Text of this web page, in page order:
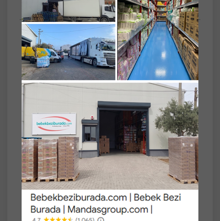
Anket
SET Tekli
Sebamed Bebek Kremi 200ML (Ekstra
Yumuşak)
Sebamed Bebek Kremi ilk günden itibaren
etkin koruma sağlar.
Devamlı kullanıldığında pişik oluşumunu ve
tahrişleri önler, bebeğin cildini yumuşatarak,
cildin nefes almasını sağlar.
Cildi tahriş etmeden temizler ve cilde ipeksi
bir görünüm kazandırır.
Dermatolojik/Klinik olarak test edilmiştir.
Mikrobiyolojik kontrolden geçirilmiştir.
%42 oranında lipit içeren formülüyle cilde
koruma ve bakım sağlar.
Papatya ektresi ile tahrişleri azaltır.